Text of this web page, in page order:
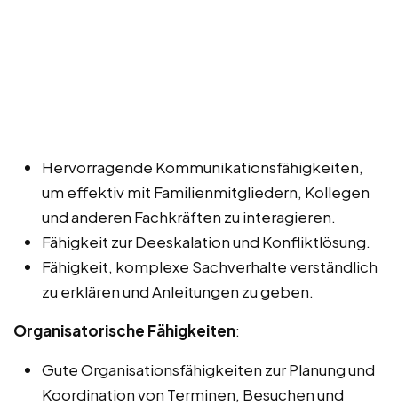
Hervorragende Kommunikationsfähigkeiten,
um effektiv mit Familienmitgliedern, Kollegen
und anderen Fachkräften zu interagieren.
Fähigkeit zur Deeskalation und Konfliktlösung.
Fähigkeit, komplexe Sachverhalte verständlich
zu erklären und Anleitungen zu geben.
Organisatorische Fähigkeiten:
Gute Organisationsfähigkeiten zur Planung und
Koordination von Terminen, Besuchen und